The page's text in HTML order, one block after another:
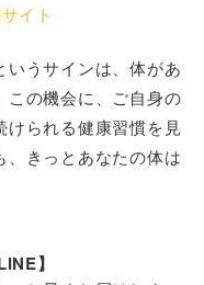
イト
いうサインは、体があ
この機会に、ご自身の
られる健康習慣を見
きっとあなたの体は
】